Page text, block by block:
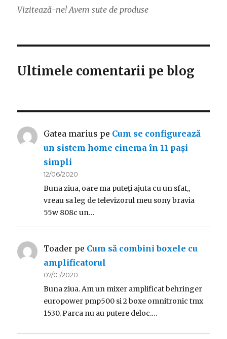
Vizitează-ne! Avem sute de produse
Ultimele comentarii pe blog
Gatea marius pe Cum se configurează
un sistem home cinema în 11 pași
simpli
12/06/2020
Buna ziua, oare ma puteți ajuta cu un sfat,,
vreau sa leg de televizorul meu sony bravia
55w 808c un…
Toader pe Cum să combini boxele cu
amplificatorul
07/01/2020
Buna ziua. Am un mixer amplificat behringer
europower pmp500 si 2 boxe omnitronic tmx
1530. Parca nu au putere deloc.…